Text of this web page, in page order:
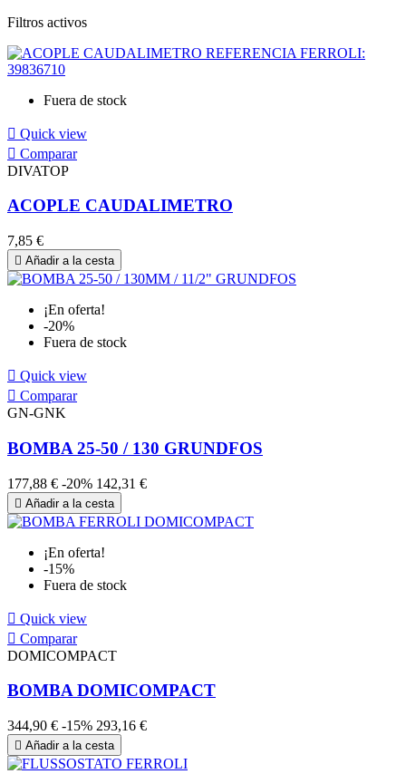
Filtros activos
Fuera de stock
 Quick view
 Comparar
DIVATOP
ACOPLE CAUDALIMETRO
7,85 €
 Añadir a la cesta
¡En oferta!
-20%
Fuera de stock
 Quick view
 Comparar
GN-GNK
BOMBA 25-50 / 130 GRUNDFOS
177,88 € -20% 142,31 €
 Añadir a la cesta
¡En oferta!
-15%
Fuera de stock
 Quick view
 Comparar
DOMICOMPACT
BOMBA DOMICOMPACT
344,90 € -15% 293,16 €
 Añadir a la cesta